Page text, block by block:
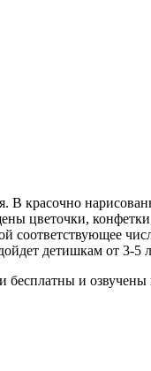
В красочно
цветочки,
детишкам от 3-5
и